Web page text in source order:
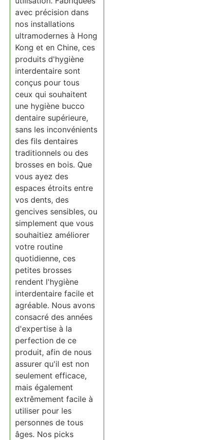
avec précision dans
nos installations
ultramodernes à Hong
Kong et en Chine, ces
produits d'hygiène
interdentaire sont
conçus pour tous
ceux qui souhaitent
une hygiène bucco
dentaire supérieure,
sans les inconvénients
des fils dentaires
traditionnels ou des
brosses en bois. Que
vous ayez des
espaces étroits entre
vos dents, des
gencives sensibles, ou
simplement que vous
souhaitiez améliorer
votre routine
quotidienne, ces
petites brosses
rendent l'hygiène
interdentaire facile et
agréable. Nous avons
consacré des années
d'expertise à la
perfection de ce
produit, afin de nous
assurer qu'il est non
seulement efficace,
mais également
extrêmement facile à
utiliser pour les
personnes de tous
âges. Nos picks